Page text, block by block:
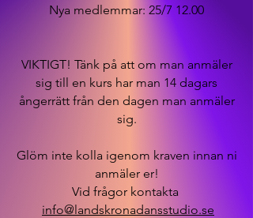
Nya medlemmar: 25/7 12.00
VIKTIGT! Tänk på att om man anmäler
sig till en kurs har man 14 dagars
ångerrätt från den dagen man anmäler
sig.
Glöm inte kolla igenom kraven innan ni
anmäler er!
Vid frågor kontakta
info@landskronadansstudio.se